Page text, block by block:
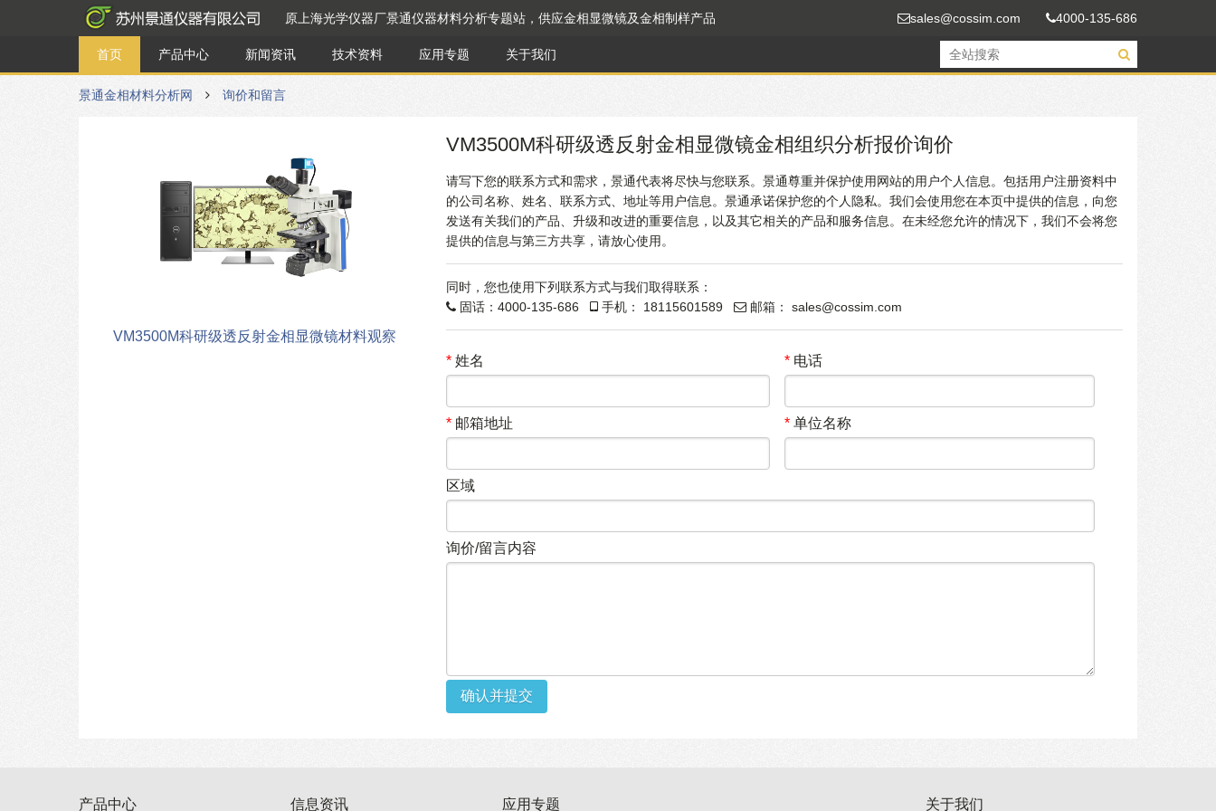
原上海光学仪器厂景通仪器材料分析专题站，供应金相显微镜及金相制样产品 sales@cossim.com 4000-135-686
首页 产品中心 新闻资讯 技术资料 应用专题 关于我们
景通金相材料分析网 询价和留言
VM3500M科研级透反射金相显微镜材料观察
VM3500M科研级透反射金相显微镜金相组织分析报价询价
请写下您的联系方式和需求，景通代表将尽快与您联系。景通尊重并保护使用网站的用户个人信息。包括用户注册资料中
的公司名称、姓名、联系方式、地址等用户信息。景通承诺保护您的个人隐私。我们会使用您在本页中提供的信息，向您
发送有关我们的产品、升级和改进的重要信息，以及其它相关的产品和服务信息。在未经您允许的情况下，我们不会将您
提供的信息与第三方共享，请放心使用。
同时，您也使用下列联系方式与我们取得联系：
固话： 4000-135-686 手机： 18115601589 邮箱： sales@cossim.com
*姓名 *电话
*邮箱地址 *单位名称
区域
询价/留言内容
确认并提交
产品中心 信息资讯 应用专题 关于我们